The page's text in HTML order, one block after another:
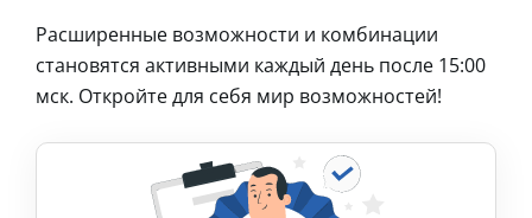
Расширенные возможности и комбинации
становятся активными каждый день после 15:00
мск. Откройте для себя мир возможностей!